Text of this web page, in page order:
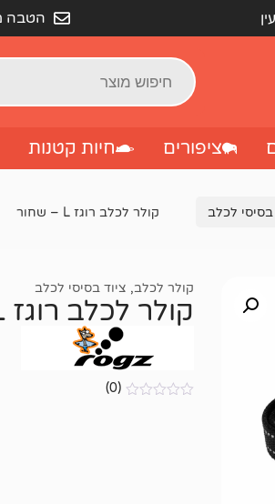
הטבה
ציפורים חיות קטנות
בסיסי לכלב קולר לכלב רוגז L – שחור
קולר לכלב, ציוד בסיסי לכלב
קולר לכלב רוגז L – שחור
(0)